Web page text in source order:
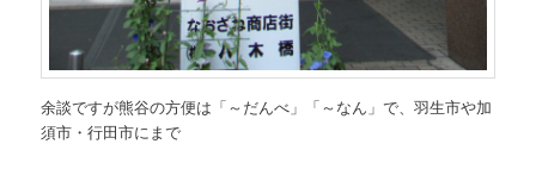
余談ですが熊谷の方便は「～だんべ」「～なん」で、羽生市や加
須市・行田市にまで